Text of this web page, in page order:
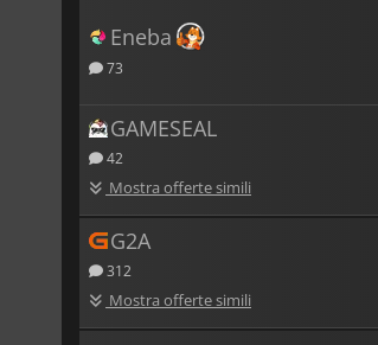
Eneba
73
GAMESEAL
42
Mostra offerte simili
G2A
312
Mostra offerte simili